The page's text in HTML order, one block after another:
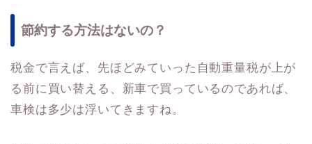
節約する方法はないの？
税金で言えば、先ほどみていった自動重量税が上が
る前に買い替える、新車で買っているのであれば、
車検は多少は浮いてきますね。